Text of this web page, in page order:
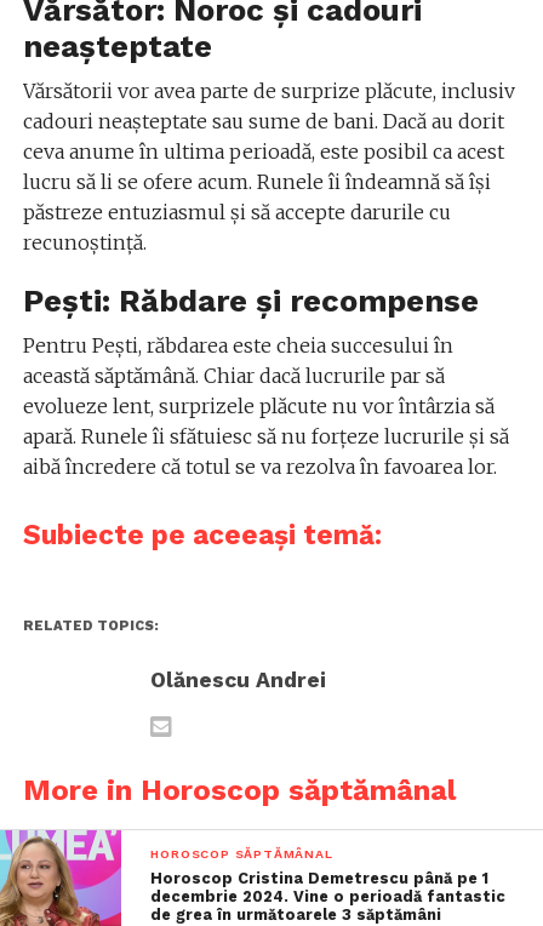
Vărsător: Noroc și cadouri
neașteptate
Vărsătorii vor avea parte de surprize plăcute, inclusiv
cadouri neașteptate sau sume de bani. Dacă au dorit
ceva anume în ultima perioadă, este posibil ca acest
lucru să li se ofere acum. Runele îi îndeamnă să își
păstreze entuziasmul și să accepte darurile cu
recunoștință.
Pești: Răbdare și recompense
Pentru Pești, răbdarea este cheia succesului în
această săptămână. Chiar dacă lucrurile par să
evolueze lent, surprizele plăcute nu vor întârzia să
apară. Runele îi sfătuiesc să nu forțeze lucrurile și să
aibă încredere că totul se va rezolva în favoarea lor.
Subiecte pe aceeași temă:
RELATED TOPICS:
Olănescu Andrei
More in Horoscop săptămânal
HOROSCOP SĂPTĂMÂNAL
Horoscop Cristina Demetrescu până pe 1
decembrie 2024. Vine o perioadă fantastic
de grea în următoarele 3 săptămâni